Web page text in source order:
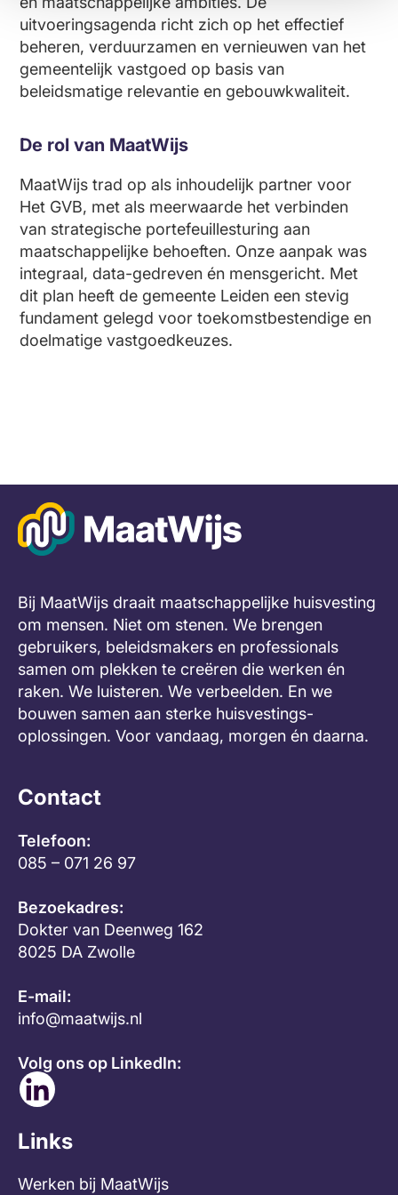
uitvoeringsagenda richt zich op het effectief
beheren, verduurzamen en vernieuwen van het
gemeentelijk vastgoed op basis van
beleidsmatige relevantie en gebouwkwaliteit.
De rol van MaatWijs
MaatWijs trad op als inhoudelijk partner voor
Het GVB, met als meerwaarde het verbinden
van strategische portefeuillesturing aan
maatschappelijke behoeften. Onze aanpak was
integraal, data-gedreven én mensgericht. Met
dit plan heeft de gemeente Leiden een stevig
fundament gelegd voor toekomstbestendige en
doelmatige vastgoedkeuzes.
Bij MaatWijs draait maatschappelijke huisvesting
om mensen. Niet om stenen. We brengen
gebruikers, beleidsmakers en professionals
samen om plekken te creëren die werken én
raken. We luisteren. We verbeelden. En we
bouwen samen aan sterke huisvestings-
oplossingen. Voor vandaag, morgen én daarna.
Contact
Telefoon:
085 – 071 26 97
Bezoekadres:
Dokter van Deenweg 162
8025 DA Zwolle
E-mail:
info@maatwijs.nl
Volg ons op LinkedIn:
Links
Werken bij MaatWijs